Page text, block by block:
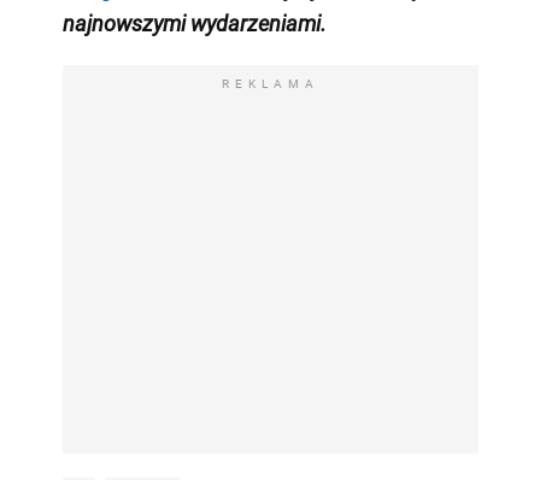
najnowszymi wydarzeniami.
REKLAMA